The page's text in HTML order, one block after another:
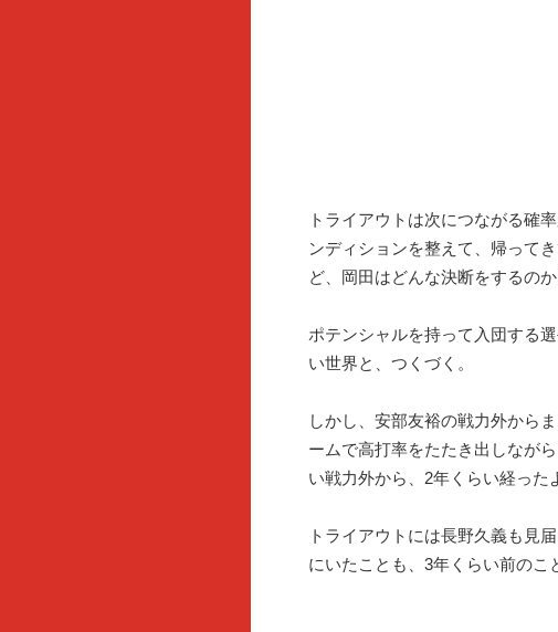
トライアウトは次につながる確
ンディションを整えて、帰って
ど、岡田はどんな決断をするのか
ポテンシャルを持って入団する
い世界と、つくづく。
しかし、安部友裕の戦力外から
ームで高打率をたたき出しなが
い戦力外から、2年くらい経った
トライアウトには長野久義も見
にいたことも、3年くらい前のこ